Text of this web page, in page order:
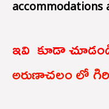
accommodations
ఇవి కూడా
అరుణాచలం లో